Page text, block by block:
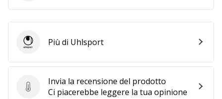
articoli
Invia la recensione del prodotto
Invia la recensione del prodotto
Ci piacerebbe leggere la tua opinione
UhlsportPiù di Uhlsport